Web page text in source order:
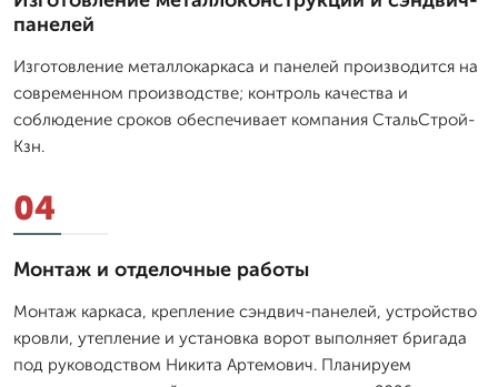
панелей
Изготовление металлокаркаса и панелей производится на
современном производстве; контроль качества и
соблюдение сроков обеспечивает компания СтальСтрой-
Кзн.
04
Монтаж и отделочные работы
Монтаж каркаса, крепление сэндвич-панелей, устройство
кровли, утепление и установка ворот выполняет бригада
под руководством Никита Артемович. Планируем